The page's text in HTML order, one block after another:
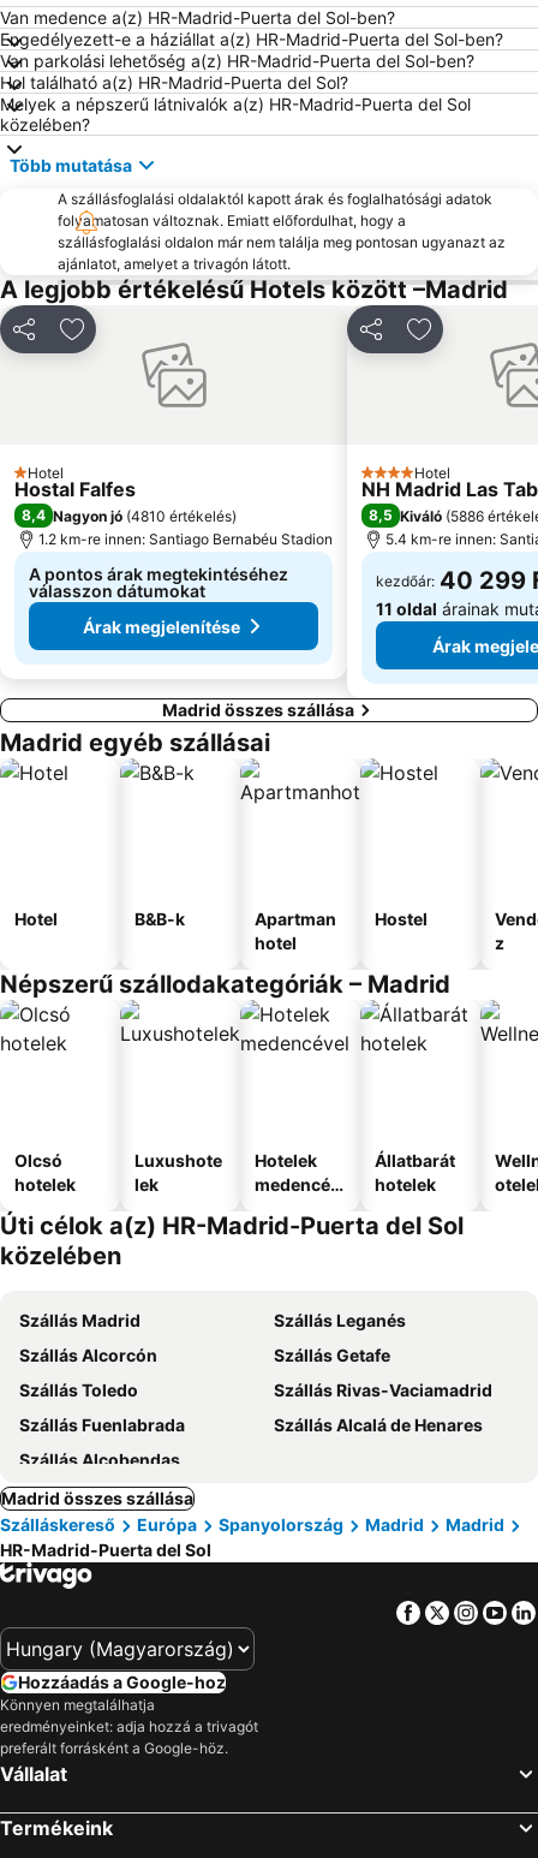
Gran Vía Metro Station
Chamberí városrész
Salamanca városrész
Barajas Metro Station
Chueca Metro Station
Atocha vasútállomás
Retiro
San Fermín
Chamartín Metro Station
La Latina Metro Station
Sol városrész
Nagy út
Királyi palota
Centro Comercial Príncipe Pío
Atocha városrész
Metropolitano Club Deportivo
San Blas
Ciudad Real Madrid
Sol Metro Station
Madrid airoport
Circuito del Jarama
La Rambla Metro Station
Tirso de Molina Metro Station
Lavapiés Metro Station
El Rastro
Malasaña városrész
Retiro Park
Oporto Metro Station
Portazgo Metro Station
Van medence a(z) HR-Madrid-Puerta del Sol-ben?
Engedélyezett-e a háziállat a(z) HR-Madrid-Puerta del Sol-ben?
Van parkolási lehetőség a(z) HR-Madrid-Puerta del Sol-ben?
Hol található a(z) HR-Madrid-Puerta del Sol?
Melyek a népszerű látnivalók a(z) HR-Madrid-Puerta del Sol
közelében?
Több mutatása
A szállásfoglalási oldalaktól kapott árak és foglalhatósági adatok
folyamatosan változnak. Emiatt előfordulhat, hogy a
szállásfoglalási oldalon már nem találja meg pontosan ugyanazt az
ajánlatot, amelyet a trivagón látott.
A legjobb értékelésű Hotels között –Madrid
MegosztásHozzáadás a kedvencekhez
1 Kategória
Hotel
Hostal Falfes
8,4 Nagyon jó (4810 értékelés)
1.2 km-re innen: Santiago Bernabéu Stadion
A pontos árak megtekintéséhez
válasszon dátumokat
Árak megjelenítése
MegosztásHozzáadás
4 Kategória
Hotel
NH Madrid Las
8,5 Kiváló (5886
5.4 km-re innen:
kezdőár: 40 299
11 oldal árainak
Árak
Madrid összes szállása
Madrid egyéb szállásai
Hotel B&B-k
Apartman
hotel
Hostel
z
Népszerű szállodakategóriák – Madrid
Olcsó
hotelek
Luxushote
lek
Hotelek
medencév
Állatbarát
hotelek
Úti célok a(z) HR-Madrid-Puerta del Sol
közelében
Szállás Madrid
Szállás Leganés
Szállás Alcorcón
Szállás Getafe
Szállás Toledo
Szállás Rivas-Vaciamadrid
Szállás Fuenlabrada
Szállás Alcalá de Henares
Szállás Alcobendas
Madrid összes szállása
Szálláskereső
Európa Spanyolország Madrid
Madrid
HR-Madrid-Puerta del Sol
Facebook
Twitter
Hozzáadás a Google-hoz
Könnyen megtalálhatja
eredményeinket: adja hozzá a trivagót
preferált forrásként a Google-höz.
Vállalat
Termékeink